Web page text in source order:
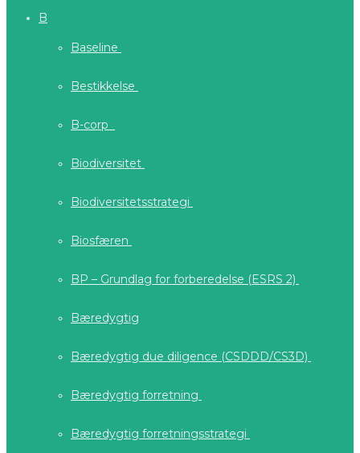
B
Baseline
Bestikkelse
B-corp
Biodiversitet
Biodiversitetsstrategi
Biosfæren
BP – Grundlag for forberedelse (ESRS 2)
Bæredygtig
Bæredygtig due diligence (CSDDD/CS3D)
Bæredygtig forretning
Bæredygtig forretningsstrategi